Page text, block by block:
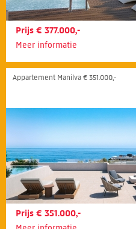
Prijs € 377.000,-
Meer informatie
Appartement Manilva € 351.000,-
Prijs € 351.000,-